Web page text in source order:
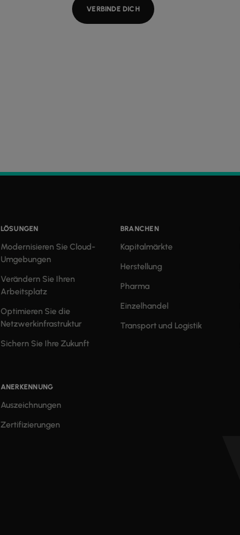
VERBINDE DICH
LÖSUNGEN
Modernisieren Sie Cloud-
Umgebungen
Verändern Sie Ihren
Arbeitsplatz
Optimieren Sie die
Netzwerkinfrastruktur
Sichern Sie Ihre Zukunft
BRANCHEN
Kapitalmärkte
Herstellung
Pharma
Einzelhandel
Transport und Logistik
ANERKENNUNG
Auszeichnungen
Zertifizierungen